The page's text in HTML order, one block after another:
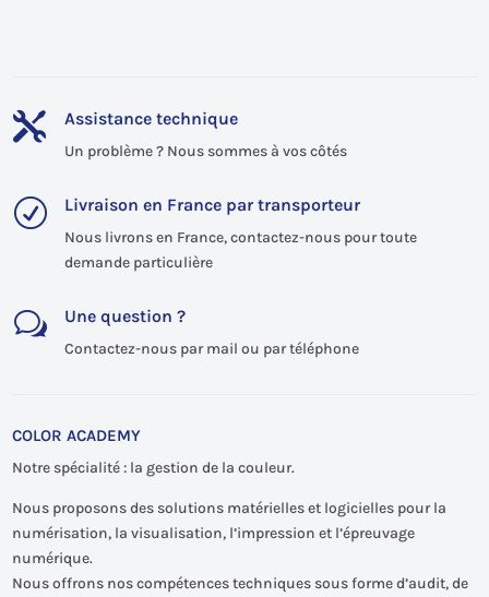
 Assistance technique
Un problème ? Nous sommes à vos côtés
R Livraison en France par transporteur
Nous livrons en France, contactez-nous pour toute
demande particulière
w Une question ?
Contactez-nous par mail ou par téléphone
COLOR ACADEMY
Notre spécialité : la gestion de la couleur.
Nous proposons des solutions matérielles et logicielles pour la
numérisation, la visualisation, l’impression et l’épreuvage
numérique.
Nous offrons nos compétences techniques sous forme d’audit, de